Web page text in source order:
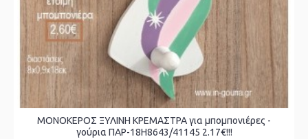
ΜΟΝΟΚΕΡΟΣ ΞΥΛΙΝΗ ΚΡΕΜΑΣΤΡΑ για μπομπονιέρες -
γούρια ΠΑΡ-18Η8643/41145 2.17€!!!